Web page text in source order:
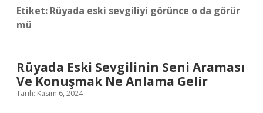
Etiket: Rüyada eski sevgiliyi görünce o da görür
mü
Rüyada Eski Sevgilinin Seni Araması
Ve Konuşmak Ne Anlama Gelir
Tarih: Kasım 6, 2024